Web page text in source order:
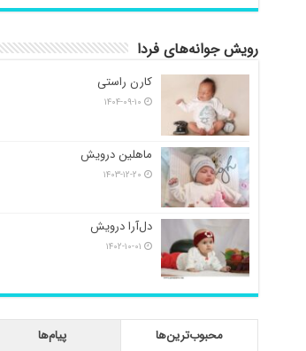
رویش جوانه‌های فردا
کارن راستی
۱۴۰۴-۰۹-۱۰
ماهلین درویش
۱۴۰۳-۱۲-۲۰
دل‌آرا درویش
۱۴۰۲-۱۰-۰۱
محبوب‌ترین‌ها پیام‌ها